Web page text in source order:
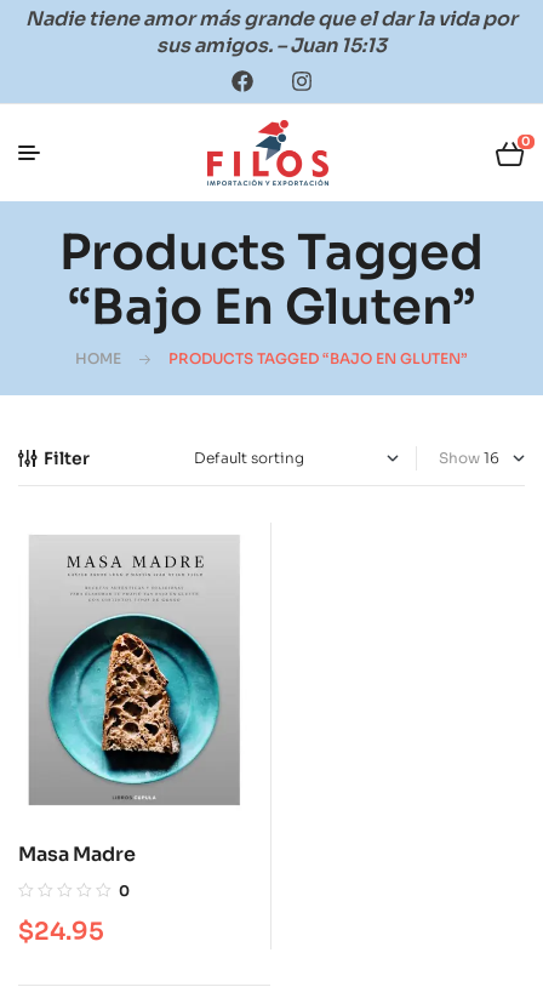
Nadie tiene amor más grande que el dar la vida por
sus amigos. – Juan 15:13
0
Products Tagged
“bajo En Gluten”
HOME PRODUCTS TAGGED “BAJO EN GLUTEN”
Filter Show
Masa Madre
0
$24.95